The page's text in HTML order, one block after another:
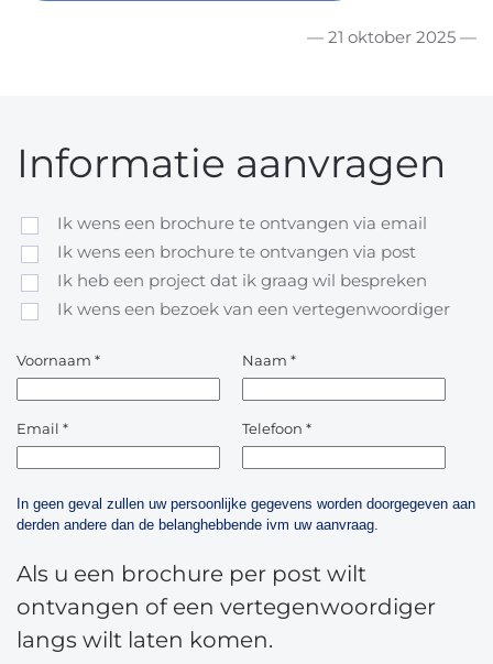
— 21 oktober 2025 —
Informatie aanvragen
Ik wens een brochure te ontvangen via email
Ik wens een brochure te ontvangen via post
Ik heb een project dat ik graag wil bespreken
Ik wens een bezoek van een vertegenwoordiger
Voornaam * Naam *
Email * Telefoon *
In geen geval zullen uw persoonlijke gegevens worden doorgegeven aan
derden andere dan de belanghebbende ivm uw aanvraag.
Als u een brochure per post wilt
ontvangen of een vertegenwoordiger
langs wilt laten komen.